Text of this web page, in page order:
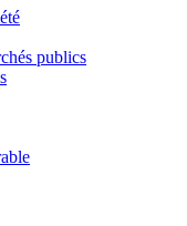
publics